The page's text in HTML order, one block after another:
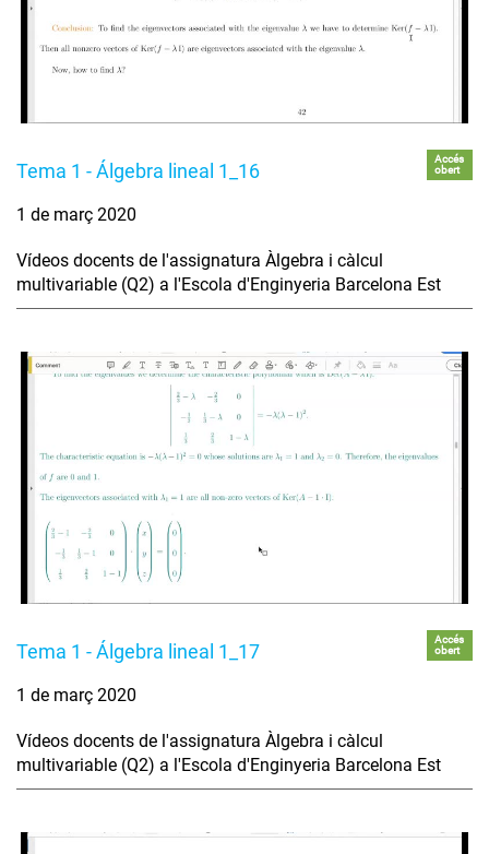
Tema 1 - Álgebra lineal 1_16
Accés
obert
1 de març 2020
Vídeos docents de l'assignatura Àlgebra i càlcul
multivariable (Q2) a l'Escola d'Enginyeria Barcelona Est
Tema 1 - Álgebra lineal 1_17
Accés
obert
1 de març 2020
Vídeos docents de l'assignatura Àlgebra i càlcul
multivariable (Q2) a l'Escola d'Enginyeria Barcelona Est